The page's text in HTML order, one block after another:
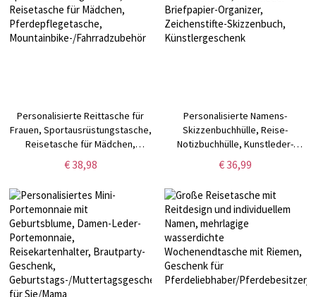
Personalisierte Reittasche für
Frauen, Sportausrüstungstasche,
Reisetasche für Mädchen,
Pferdepflegetasche,
Mountainbike-/Fahrradzubehör
€ 38,98
Personalisierte Namens-
Skizzenbuchhülle, Reise-
Notizbuchhülle, Kunstleder-
Briefpapier-Organizer,
Zeichenstifte-Skizzenbuch,
€ 36,99